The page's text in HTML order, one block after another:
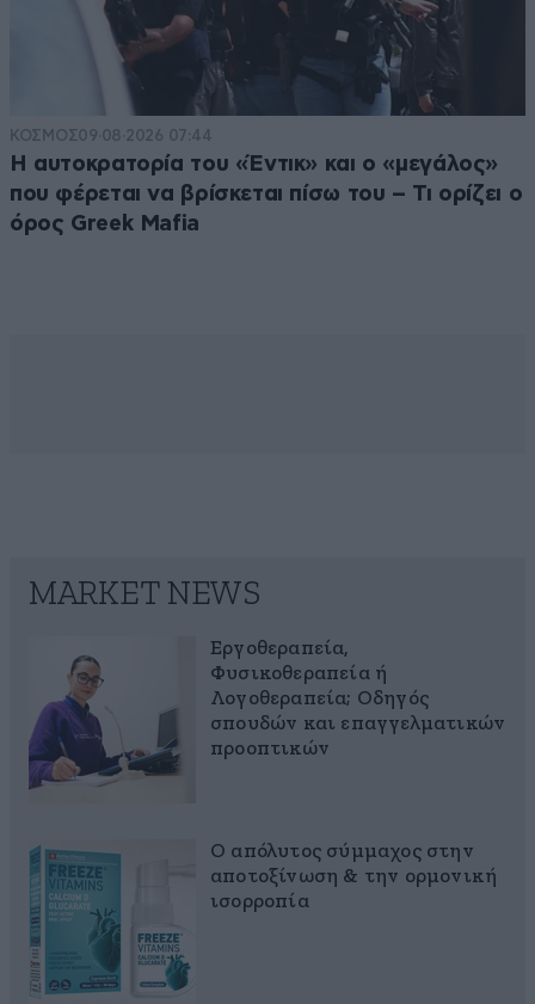
ΚΟΣΜΟΣ09·08·2026 07:44
Η αυτοκρατορία του «Έντικ» και ο «μεγάλος»
που φέρεται να βρίσκεται πίσω του – Τι ορίζει ο
όρος Greek Mafia
MARKET NEWS
Εργοθεραπεία,
Φυσικοθεραπεία ή
Λογοθεραπεία; Οδηγός
σπουδών και επαγγελματικών
προοπτικών
Ο απόλυτος σύμμαχος στην
αποτοξίνωση & την ορμονική
ισορροπία